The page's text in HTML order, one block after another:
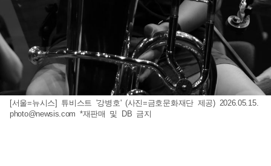
[서울=뉴시스] 튜비스트 '강병호' (사진=금호문화재단 제공) 2026.05.15.
photo@newsis.com *재판매 및 DB 금지